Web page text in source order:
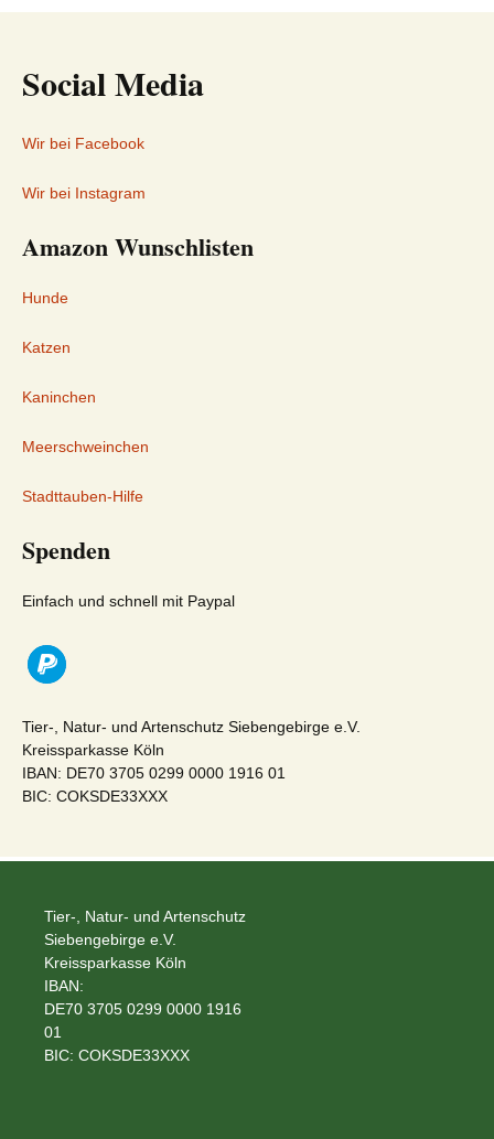
Social Media
Wir bei Facebook
Wir bei Instagram
Amazon Wunschlisten
Hunde
Katzen
Kaninchen
Meerschweinchen
Stadttauben-Hilfe
Spenden
Einfach und schnell mit Paypal
Tier-, Natur- und Artenschutz Siebengebirge e.V.
Kreissparkasse Köln
IBAN: DE70 3705 0299 0000 1916 01
BIC: COKSDE33XXX
Tier-, Natur- und Artenschutz
Siebengebirge e.V.
Kreissparkasse Köln
IBAN:
DE70 3705 0299 0000 1916
01
BIC: COKSDE33XXX